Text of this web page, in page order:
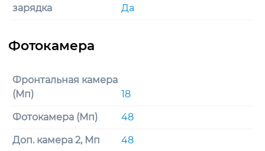
зарядка
Да
Фронтальная камера
(Мп)
18
Фотокамера (Мп) 48
Доп. камера 2, Мп 48